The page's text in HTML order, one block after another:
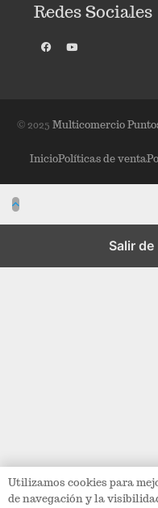
Redes Sociales
© 2025 Multicomercio
InicioPolíticas de venta
Salir
Utilizamos cookies para
de navegación y la